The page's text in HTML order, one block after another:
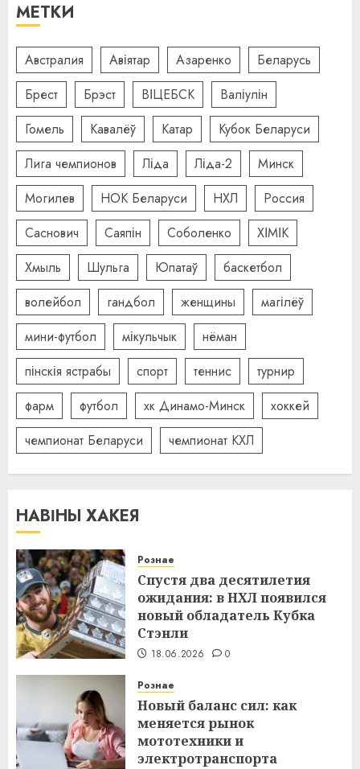
МЕТКИ
Австралия Авіятар Азаренко
Беларусь
Брест
Брэст ВІЦЕБСК
Валіулін
Гомель
Кавалёў Катар
Кубок Беларуси
Лига чемпионов
Ліда Ліда-2
Минск
Могилев
НОК Беларуси НХЛ
Россия
Саснович
Саяпін Соболенко
ХІМІК
Хмыль
Шульга Юпатаў
баскетбол
волейбол
гандбол женщины
магілёў
мини-футбол
мікульчык
нёман
пінскія ястрабы
спорт теннис
турнир
фарм
футбол хк Динамо-Минск
хоккей
чемпионат Беларуси
чемпионат КХЛ
НАВІНЫ ХАКЕЯ
Рознае
Спустя два десятилетия
ожидания: в НХЛ появился
новый обладатель Кубка
Стэнли
18.06.2026 0
Рознае
Новый баланс сил: как
меняется рынок
мототехники и
электротранспорта